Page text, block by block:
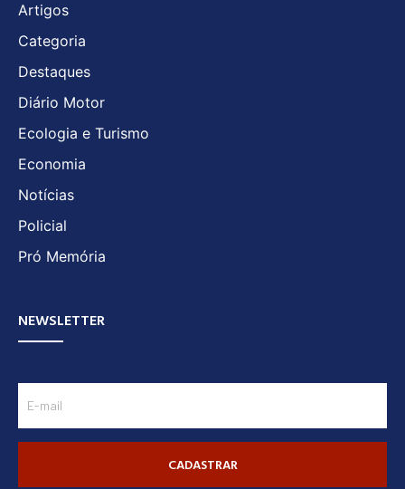
Artigos
Categoria
Destaques
Diário Motor
Ecologia e Turismo
Economia
Notícias
Policial
Pró Memória
NEWSLETTER
CADASTRAR